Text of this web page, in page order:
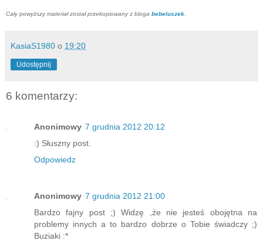
Cały powyższy materiał został przekopiowany z bloga bebeluszek
KasiaS1980 o 19:20
Udostępnij
6 komentarzy:
Anonimowy 7 grudnia 2012 20:12
:) Słuszny post.
Odpowiedz
Anonimowy 7 grudnia 2012 21:00
Bardzo fajny post ;) Widzę ,że nie jesteś obojętna na
problemy innych a to bardzo dobrze o Tobie świadczy ;)
Buziaki :*